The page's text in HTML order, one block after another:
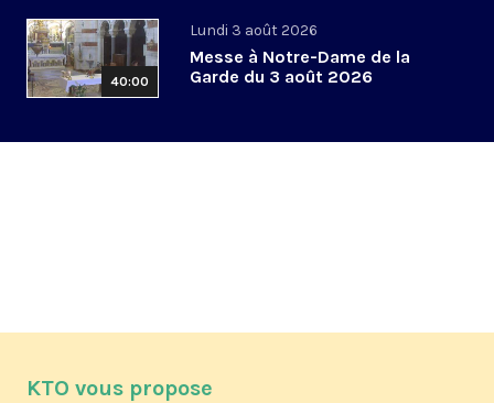
40:00
Lundi 3 août 2026
Messe à Notre-Dame de la
Garde du 3 août 2026
KTO vous propose